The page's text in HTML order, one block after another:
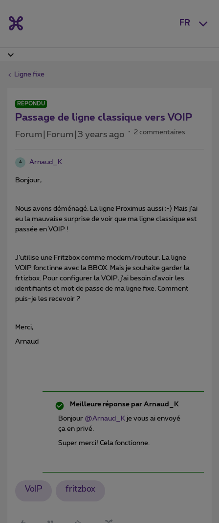
FR
Ligne fixe
RÉPONDU
Passage de ligne classique vers VOIP
Forum|Forum|3 years ago 2 commentaires
A Arnaud_K
Bonjour,
Nous avons déménagé. La ligne Proximus aussi ;-) Mais j’ai
eu la mauvaise surprise de voir que ma ligne classique est
passée en VOIP !
J’utilise une Fritzbox comme modem/routeur. La ligne
VOIP fonctinne avec la BBOX. Mais je souhaite garder la
frtizbox. Pour configurer la VOIP, j’ai besoin d’avoir les
identifiants et mot de passe de ma ligne fixe. Comment
puis-je les recevoir ?
Merci,
Arnaud
Meilleure réponse par Arnaud_K
Bonjour @Arnaud_K je vous ai envoyé
ça en privé.
Super merci! Cela fonctionne.
VoIP fritzbox